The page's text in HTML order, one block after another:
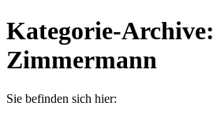
Kategorie-Archive:
Zimmermann
Sie befinden sich hier: